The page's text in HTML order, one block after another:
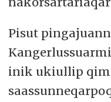
Pisut
inik ukiullip